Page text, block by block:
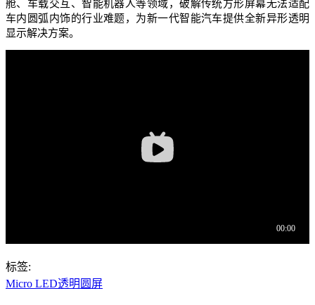
舱、车载交互、智能机器人等领域，破解传统方形屏幕无法适配
车内圆弧内饰的行业难题，为新一代智能汽车提供全新异形透明
显示解决方案。
标签:
Micro LED透明圆屏